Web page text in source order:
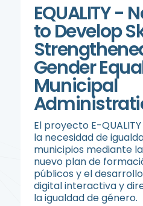
EQUALITY -
to Develop
Gender
Municipal
El proyecto E-
la necesidad de
municipios mediante
nuevo plan de
públicos y el
digital interactiva y
la igualdad de género.